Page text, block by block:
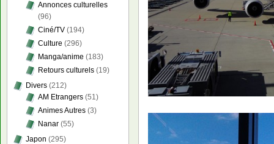
Annonces culturelles
(96)
Ciné/TV (194)
Culture (296)
Manga/anime (183)
Retours culturels (19)
Divers (212)
AM Etrangers (51)
Animes Autres (3)
Nanar (55)
Japon (295)